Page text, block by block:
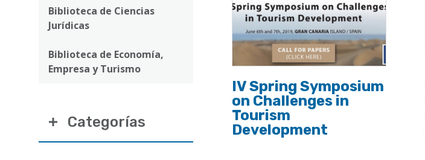
navegación
Biblioteca de Ciencias
Jurídicas
Biblioteca de Economía,
Empresa y Turismo
Categorías
IV Spring Symposium
on Challenges in
Tourism
Development